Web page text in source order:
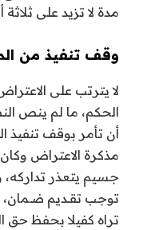
مدة لا تزيد على
وقف تنفيذ من
لا يترتب على
الحكم، ما لم ينص
أن تأمر بوقف تنفيذ
مذكرة الاعتراض
جسيم يتعذر تداركه،
توجب تقـديم ضـمان،
تراه كفيلا بحفظ حق